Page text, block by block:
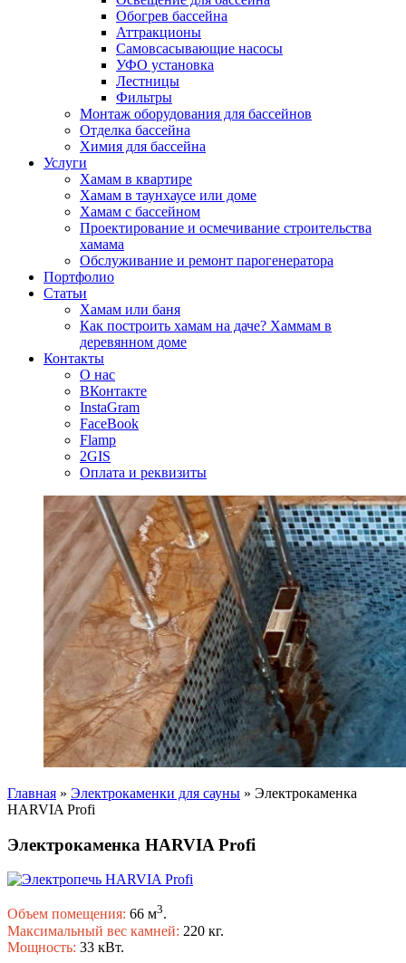
Обогрев бассейна
Аттракционы
Самовсасывающие насосы
УФО установка
Лестницы
Фильтры
Монтаж оборудования для бассейнов
Отделка бассейна
Химия для бассейна
Услуги
Хамам в квартире
Хамам в таунхаусе или доме
Хамам с бассейном
Проектирование и осмечивание строительства
хамама
Обслуживание и ремонт парогенератора
Портфолио
Статьи
Хамам или баня
Как построить хамам на даче? Хаммам в
деревянном доме
Контакты
О нас
ВКонтакте
InstaGram
FaceBook
Flamp
2GIS
Оплата и реквизиты
Главная » Электрокаменки для сауны » Электрокаменка
HARVIA Profi
Электрокаменка HARVIA Profi
Объем помещения: 66 м3.
Максимальный вес камней: 220 кг.
Мощность: 33 кВт.